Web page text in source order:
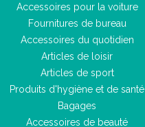
Accessoires pour la voiture
Fournitures de bureau
Accessoires du quotidien
Articles de loisir
Articles de sport
Produits d'hygiène et de santé
Bagages
Accessoires de beauté